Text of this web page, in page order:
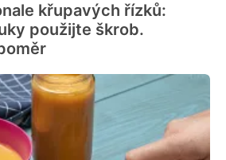
křupavých řízků:
použijte škrob.